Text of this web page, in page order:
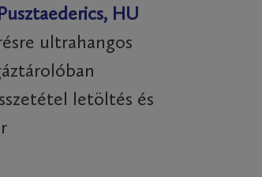
HU
ultrahangos
letöltés és